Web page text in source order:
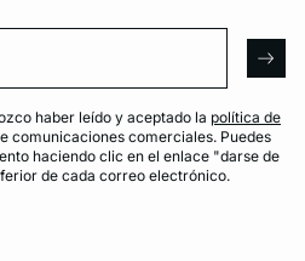
haber leído y aceptado la política de
comunicaciones comerciales. Puedes
haciendo clic en el enlace "darse de
de cada correo electrónico.